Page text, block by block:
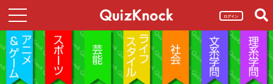
ログイン